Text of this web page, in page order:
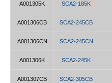
A001305K SCA2-185K
A001306CB SCA2-245CB
A001306CN SCA2-245CN
A001306K SCA2-245K
A001307CB SCA2-305CB